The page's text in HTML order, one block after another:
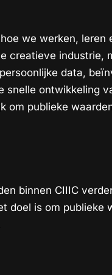
we werken, leren
creatieve industrie,
data,
snelle ontwikkeling
om publieke
binnen CIIIC
doel is om publieke